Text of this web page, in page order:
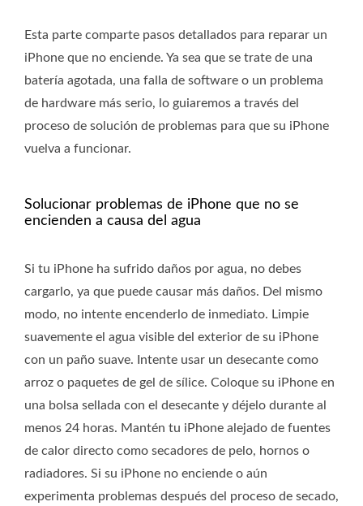
Esta parte comparte pasos detallados para reparar un
iPhone que no enciende. Ya sea que se trate de una
batería agotada, una falla de software o un problema
de hardware más serio, lo guiaremos a través del
proceso de solución de problemas para que su iPhone
vuelva a funcionar.
Solucionar problemas de iPhone que no se
encienden a causa del agua
Si tu iPhone ha sufrido daños por agua, no debes
cargarlo, ya que puede causar más daños. Del mismo
modo, no intente encenderlo de inmediato. Limpie
suavemente el agua visible del exterior de su iPhone
con un paño suave. Intente usar un desecante como
arroz o paquetes de gel de sílice. Coloque su iPhone en
una bolsa sellada con el desecante y déjelo durante al
menos 24 horas. Mantén tu iPhone alejado de fuentes
de calor directo como secadores de pelo, hornos o
radiadores. Si su iPhone no enciende o aún
experimenta problemas después del proceso de secado,